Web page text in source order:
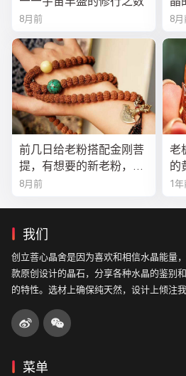
8月前 8月
前几日给老粉搭配金刚菩
提，有想要的新老粉，都
可以来排队
8月前
老
的
1年
我们
创立菩心晶舍是因为喜欢和相信水晶能量
款原创设计的晶石，分享各种水晶的鉴别
的特性。选材上确保纯天然，设计上倾注
菜单